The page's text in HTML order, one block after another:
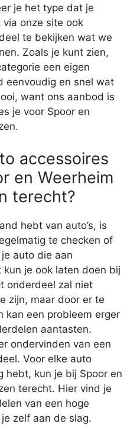
je het type dat je
onze site ook
te bekijken wat we
Zoals je kunt zien,
een eigen
eenvoudig en snel wat
want ons aanbod is
je voor Spoor en
accessoires
en Weerheim
terecht?
hebt van auto’s, is
te checken of
auto die aan
je ook laten doen bij
onderdeel zal niet
zijn, maar door er te
kan een probleem erger
aantasten.
ondervinden van een
Voor elke auto
hebt, kun je bij Spoor en
terecht. Hier vind je
van een hoge
zelf aan de slag.